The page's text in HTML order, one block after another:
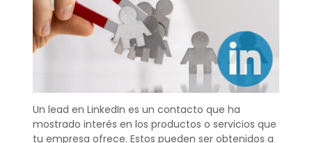
Un lead en LinkedIn es un contacto que ha
mostrado interés en los productos o servicios que
tu empresa ofrece. Estos pueden ser obtenidos a